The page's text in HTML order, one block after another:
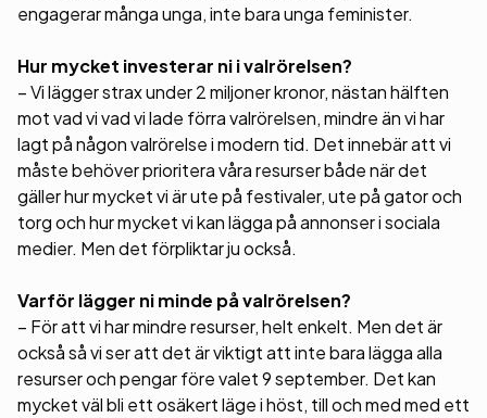
engagerar många unga, inte bara unga feminister.
Hur mycket investerar ni i valrörelsen?
– Vi lägger strax under 2 miljoner kronor, nästan hälften
mot vad vi vad vi lade förra valrörelsen, mindre än vi har
lagt på någon valrörelse i modern tid. Det innebär att vi
måste behöver prioritera våra resurser både när det
gäller hur mycket vi är ute på festivaler, ute på gator och
torg och hur mycket vi kan lägga på annonser i sociala
medier. Men det förpliktar ju också.
Varför lägger ni minde på valrörelsen?
– För att vi har mindre resurser, helt enkelt. Men det är
också så vi ser att det är viktigt att inte bara lägga alla
resurser och pengar före valet 9 september. Det kan
mycket väl bli ett osäkert läge i höst, till och med med ett